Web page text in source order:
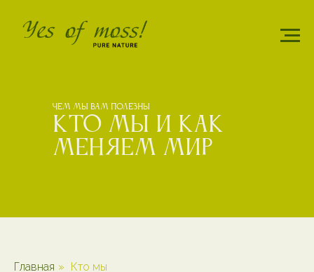
Кто мы и как
меняем мир
Чем мы вам полезны
Главная » Кто мы